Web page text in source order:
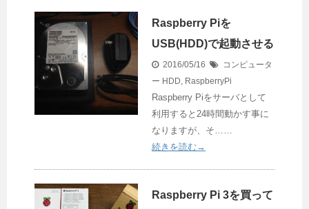
Raspberry Piを
USB(HDD)で起動させる
2016/05/16
コンピュータ
ー HDD, RaspberryPi
Raspberry Piをサーバとして
利用すると24時間動かす事に
なりますが、そ……
続きを読む→
Raspberry Pi 3を買って